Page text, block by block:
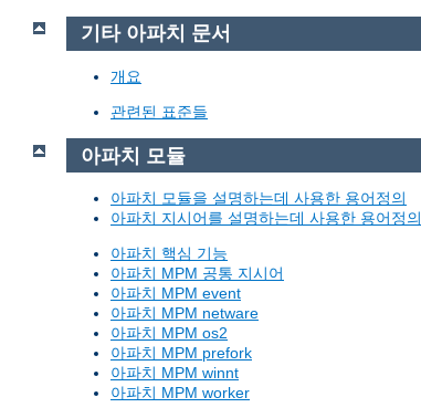
기타 아파치 문서
개요
관련된 표준들
아파치 모듈
아파치 모듈을 설명하는데 사용한 용어정의
아파치 지시어를 설명하는데 사용한 용어정의
아파치 핵심 기능
아파치 MPM 공통 지시어
아파치 MPM event
아파치 MPM netware
아파치 MPM os2
아파치 MPM prefork
아파치 MPM winnt
아파치 MPM worker